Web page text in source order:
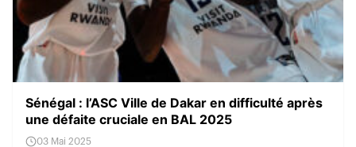
Sénégal : l’ASC Ville de Dakar en difficulté après
une défaite cruciale en BAL 2025
03 Mai 2025